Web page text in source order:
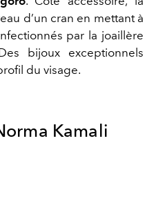
d’un cran en mettant à
par la joaillère
bijoux exceptionnels
du visage.
Kamali